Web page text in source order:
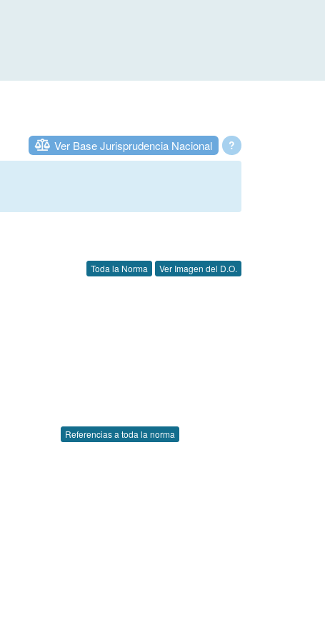
?
Ver Base Jurisprudencia Nacional
Toda la Norma Ver Imagen del D.O.
Referencias a toda la norma